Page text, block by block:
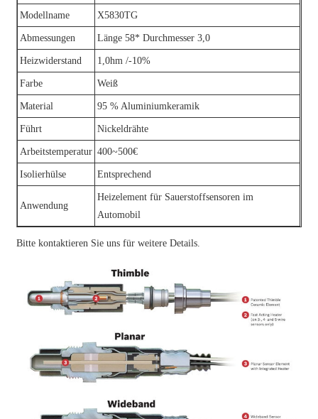
Modellname X5830TG
Abmessungen Länge 58* Durchmesser 3,0
Heizwiderstand 1,0hm /-10%
Farbe Weiß
Material 95 % Aluminiumkeramik
Führt Nickeldrähte
Arbeitstemperatur 400~500€
Isolierhülse Entsprechend
Anwendung
Heizelement für Sauerstoffsensoren im
Automobil
Bitte kontaktieren Sie uns für weitere Details.